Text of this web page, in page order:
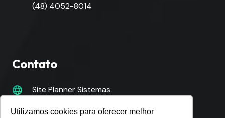
Utilizamos cookies para oferecer melhor
(48) 4052-8014
Contato
Site Planner Sistemas
plannersistemas.com.br